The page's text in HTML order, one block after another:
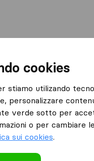
cookies
stiamo utilizando
personalizzare
verde sotto per
o per cambiare
sui cookies.